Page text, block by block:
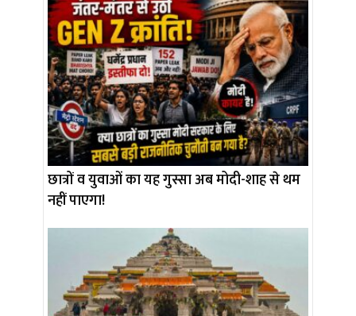
छात्रों व युवाओं का यह गुस्सा अब मोदी-शाह से थम
नहीं पाएगा!